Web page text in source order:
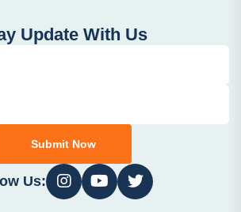
Update With Us
Submit Now
Us: